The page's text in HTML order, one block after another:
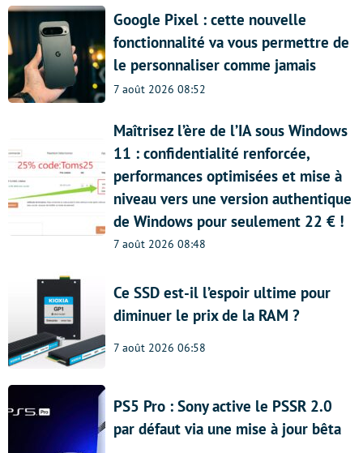
Google Pixel : cette nouvelle
fonctionnalité va vous permettre de
le personnaliser comme jamais
7 août 2026 08:52
Maîtrisez l’ère de l’IA sous Windows
11 : confidentialité renforcée,
performances optimisées et mise à
niveau vers une version authentique
de Windows pour seulement 22 € !
7 août 2026 08:48
Ce SSD est-il l’espoir ultime pour
diminuer le prix de la RAM ?
7 août 2026 06:58
PS5 Pro : Sony active le PSSR 2.0
par défaut via une mise à jour bêta